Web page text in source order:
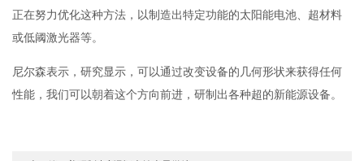
正在努力优化这种方法，以制造出特定功能的太阳能电池、超材料
或低阈激光器等。
尼尔森表示，研究显示，可以通过改变设备的几何形状来获得任何
性能，我们可以朝着这个方向前进，研制出各种超的新能源设备。